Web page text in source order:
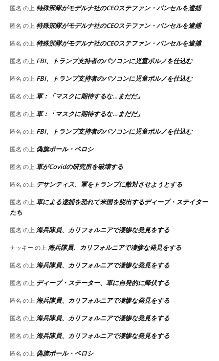
匿名 の上 特殊部隊がモデルナ社のCEOステファン・バンセルを逮捕
匿名 の上 特殊部隊がモデルナ社のCEOステファン・バンセルを逮捕
匿名 の上 特殊部隊がモデルナ社のCEOステファン・バンセルを逮捕
匿名 の上 FBI、トランプ支持者のパソコンに児童ポルノを仕込む
匿名 の上 FBI、トランプ支持者のパソコンに児童ポルノを仕込む
匿名 の上 軍：「マスクに期待するな…まだだ」
匿名 の上 軍：「マスクに期待するな…まだだ」
匿名 の上 FBI、トランプ支持者のパソコンに児童ポルノを仕込む
匿名 の上 偽旗ポール・ペロシ
匿名 の上 軍がCovidの研究所を破壊する
匿名 の上 デサンティス、軍をトランプに敵対させようとする
匿名 の上 軍による逮捕を恐れて米国を脱出するディープ・ステイター
たち
匿名 の上 海兵隊員、カリフォルニアで凄惨な発見をする
ナッキー の上 海兵隊員、カリフォルニアで凄惨な発見をする
匿名 の上 海兵隊員、カリフォルニアで凄惨な発見をする
匿名 の上 ディープ・ステーター、軍に自発的に降伏する
匿名 の上 海兵隊員、カリフォルニアで凄惨な発見をする
匿名 の上 海兵隊員、カリフォルニアで凄惨な発見をする
匿名 の上 海兵隊員、カリフォルニアで凄惨な発見をする
匿名 の上 偽旗ポール・ペロシ